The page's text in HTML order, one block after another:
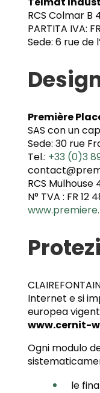
RCS Colmar B
PARTITA IVA:
Sede: 6 rue de
Première
SAS con un
Sede: 30 rue
Tel.: +33 (0)3
RCS Mulhouse
N° TVA : FR 12
Internet e si
europea
www.cernit-
Ogni modulo
le